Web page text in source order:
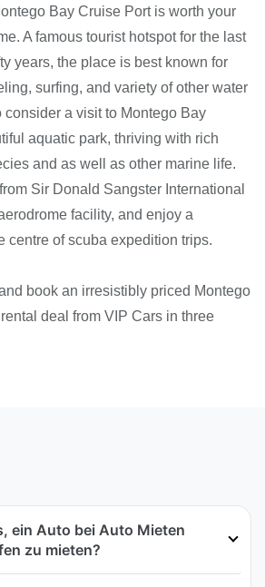
Bay Cruise Port is worth your
A famous tourist hotspot for the last
years, the place is best known for
surfing, and variety of other water
consider a visit to Montego Bay
aquatic park, thriving with rich
and as well as other marine life.
Sir Donald Sangster International
facility, and enjoy a
centre of scuba expedition trips.
book an irresistibly priced Montego
deal from VIP Cars in three
ein Auto bei Auto Mieten
zu mieten?